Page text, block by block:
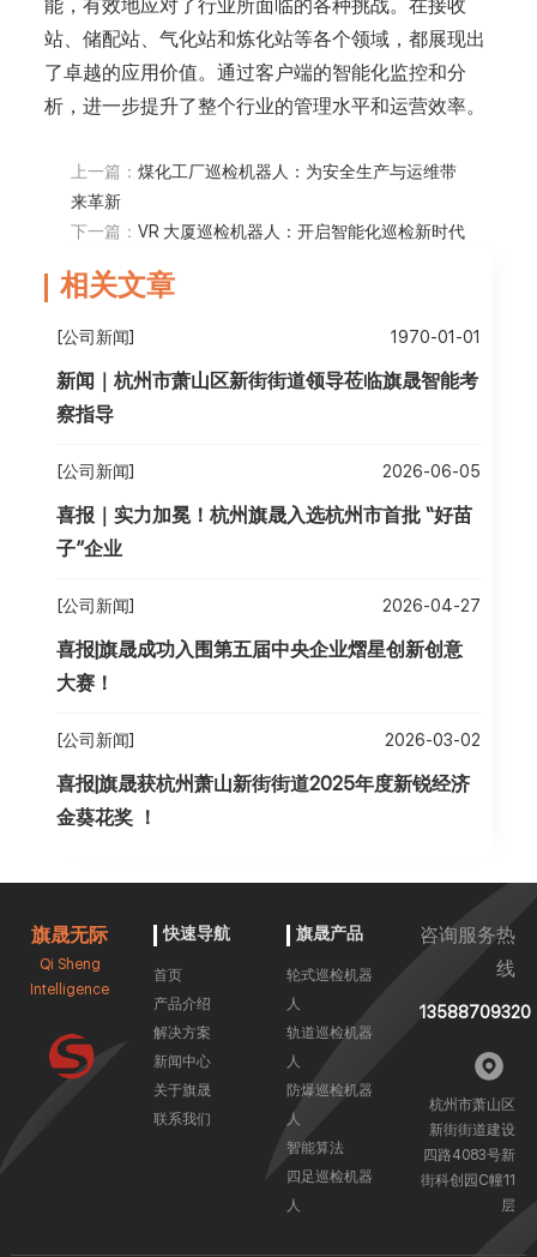
能，有效地应对了行业所面临的各种挑战。在接收
站、储配站、气化站和炼化站等各个领域，都展现出
了卓越的应用价值。通过客户端的智能化监控和分
析，进一步提升了整个行业的管理水平和运营效率。
上一篇：煤化工厂巡检机器人：为安全生产与运维带
来革新
下一篇：VR 大厦巡检机器人：开启智能化巡检新时代
相关文章
[公司新闻]
新闻｜杭州市萧山区新街街道领导莅临旗晟智能考
察指导
1970-01-01
[公司新闻]
喜报｜实力加冕！杭州旗晟入选杭州市首批 “好苗
子”企业
2026-06-05
[公司新闻]
喜报|旗晟成功入围第五届中央企业熠星创新创意
大赛！
2026-04-27
[公司新闻]
喜报|旗晟获杭州萧山新街街道2025年度新锐经济
金葵花奖 ！
2026-03-02
旗晟无际
Qi Sheng
Intelligence
快速导航
首页
产品介绍
解决方案
新闻中心
关于旗晟
联系我们
旗晟产品
轮式巡检机器
人
轨道巡检机器
人
防爆巡检机器
人
智能算法
四足巡检机器
人
咨询服务热
线
13588709320
杭州市萧山区
新街街道建设
四路4083号新
街科创园C幢11
层